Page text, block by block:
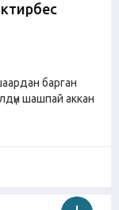
барган
шашпай аккан